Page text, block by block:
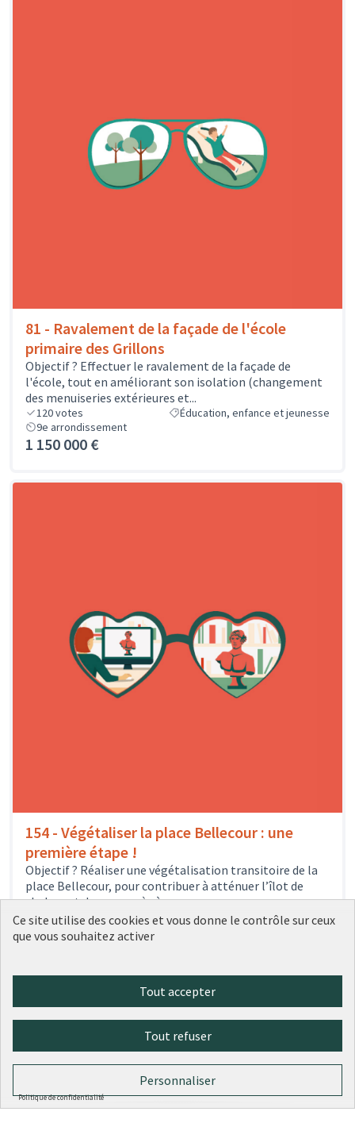
81 - Ravalement de la façade de l'école
primaire des Grillons
Objectif ? Effectuer le ravalement de la façade de
l'école, tout en améliorant son isolation (changement
des menuiseries extérieures et...
120votes
Éducation, enfance et jeunesse
9e arrondissement
1 150 000 €
154 - Végétaliser la place Bellecour : une
première étape !
Objectif ? Réaliser une végétalisation transitoire de la
place Bellecour, pour contribuer à atténuer l’îlot de
chaleur et donner accès à...
1516votes Environnement et nature en ville Sélectionné
1 500 000 €
Résultats par page :
1 2 3 4 5
Ce site utilise des cookies et vous donne le contrôle sur ceux
que vous souhaitez activer
Tout accepter
Tout refuser
Personnaliser
Politique de confidentialité